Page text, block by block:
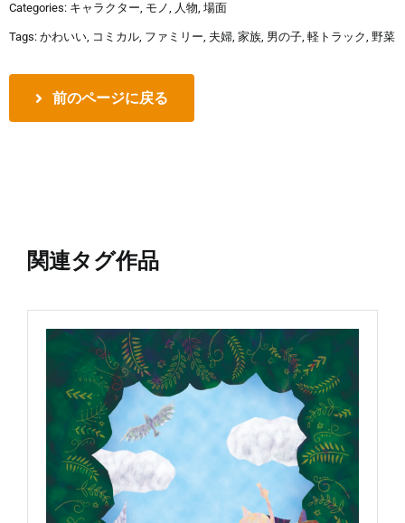
Categories: キャラクター, モノ, 人物, 場面
Tags: かわいい, コミカル, ファミリー, 夫婦, 家族, 男の子, 軽トラック, 野菜
前のページに戻る
関連タグ作品